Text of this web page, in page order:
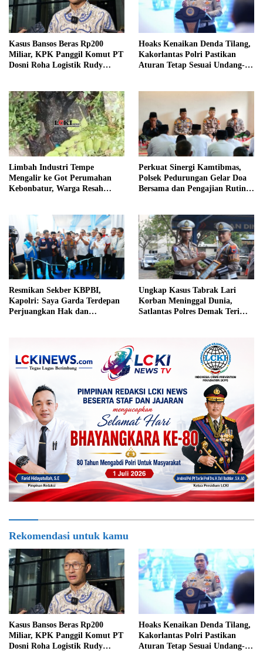
Kasus Bansos Beras Rp200
Miliar, KPK Panggil Komut PT
Dosni Roha Logistik Rudy
Hoaks Kenaikan Denda Tilang,
Kakorlantas Polri Pastikan
Aturan Tetap Sesuai Undang-
Limbah Industri Tempe
Mengalir ke Got Perumahan
Kebonbatur, Warga Resah
Perkuat Sinergi Kamtibmas,
Polsek Pedurungan Gelar Doa
Bersama dan Pengajian Rutin
Resmikan Sekber KBPBI,
Kapolri: Saya Garda Terdepan
Perjuangkan Hak dan
Ungkap Kasus Tabrak Lari
Korban Meninggal Dunia,
Satlantas Polres Demak Terima
Rekomendasi untuk kamu
Kasus Bansos Beras Rp200
Miliar, KPK Panggil Komut PT
Dosni Roha Logistik Rudy
Hoaks Kenaikan Denda Tilang,
Kakorlantas Polri Pastikan
Aturan Tetap Sesuai Undang-